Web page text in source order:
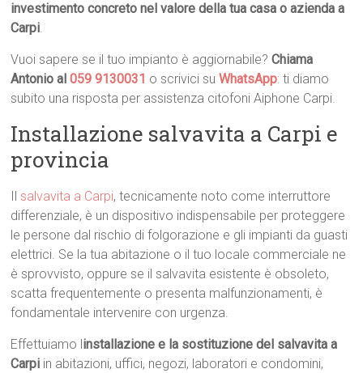
investimento concreto nel valore della tua casa o azienda a
Carpi.
Vuoi sapere se il tuo impianto è aggiornabile?Chiama
Antonio al059 9130031 o scrivici suWhatsApp: ti diamo
subito una risposta per assistenza citofoni Aiphone Carpi.
Installazione salvavita a Carpi e
provincia
salvavita a Carpi, tecnicamente noto come interruttore
differenziale, è un dispositivo indispensabile per proteggere
le persone dal rischio di folgorazione e gli impianti da guasti
elettrici. Se la tua abitazione o il tuo locale commerciale ne
è sprovvisto, oppure se il salvavita esistente è obsoleto,
scatta frequentemente o presenta malfunzionamenti, è
fondamentale intervenire con urgenza.
Effettuiamo l installazione e la sostituzione del salvavita a
Carpi in abitazioni, uffici, negozi, laboratori e condomini,